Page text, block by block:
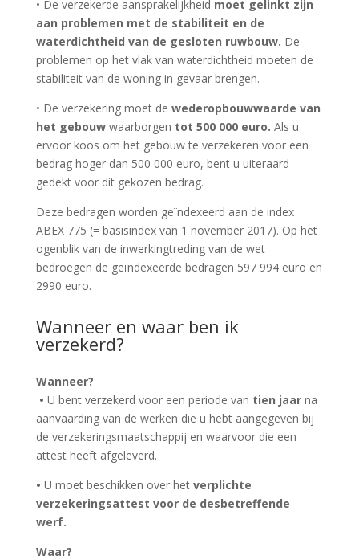
• De verzekerde aansprakelijkheid moet gelinkt zijn
aan problemen met de stabiliteit en de
waterdichtheid van de gesloten ruwbouw. De
problemen op het vlak van waterdichtheid moeten de
stabiliteit van de woning in gevaar brengen.
• De verzekering moet de wederopbouwwaarde van
het gebouw waarborgen tot 500 000 euro. Als u
ervoor koos om het gebouw te verzekeren voor een
bedrag hoger dan 500 000 euro, bent u uiteraard
gedekt voor dit gekozen bedrag.
Deze bedragen worden geïndexeerd aan de index
ABEX 775 (= basisindex van 1 november 2017). Op het
ogenblik van de inwerkingtreding van de wet
bedroegen de geïndexeerde bedragen 597 994 euro en
2990 euro.
Wanneer en waar ben ik
verzekerd?
Wanneer?
• U bent verzekerd voor een periode van tien jaar na
aanvaarding van de werken die u hebt aangegeven bij
de verzekeringsmaatschappij en waarvoor die een
attest heeft afgeleverd.
• U moet beschikken over het verplichte
verzekeringsattest voor de desbetreffende
werf.
Waar?